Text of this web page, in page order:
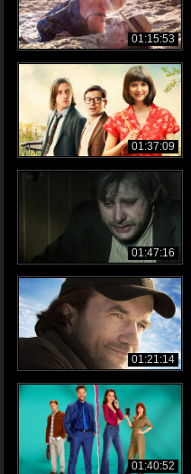
01:15:53
01:37:09
01:47:16
01:21:14
01:40:52